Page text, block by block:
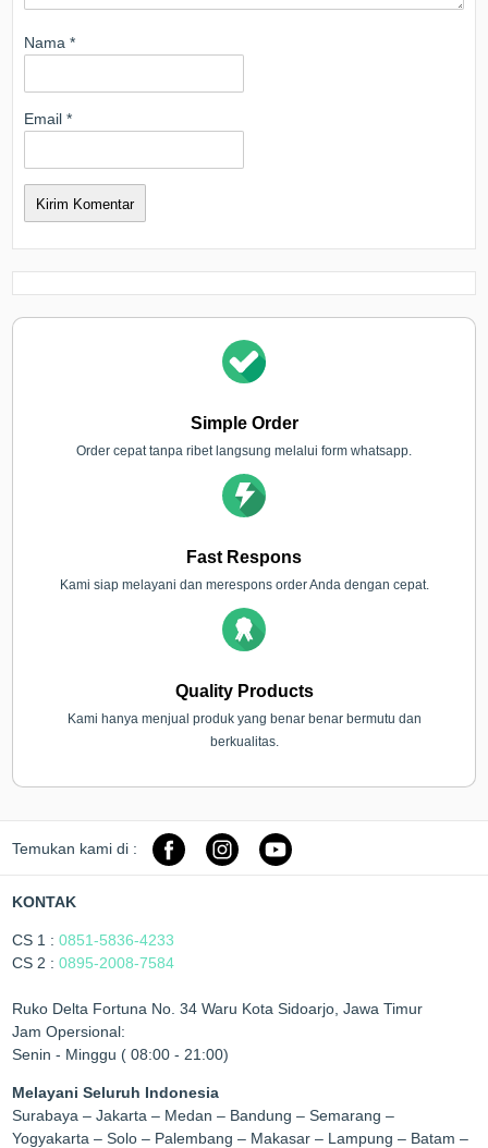
Nama*
Email*
Simple Order
Order cepat tanpa ribet langsung melalui form whatsapp.
Fast Respons
Kami siap melayani dan merespons order Anda dengan cepat.
Quality Products
Kami hanya menjual produk yang benar benar bermutu dan
berkualitas.
Temukan kami di :
KONTAK
CS 1 :0851-5836-4233
CS 2 :0895-2008-7584
Ruko Delta Fortuna No. 34 Waru Kota Sidoarjo, Jawa Timur
Jam Opersional:
Senin - Minggu ( 08:00 - 21:00)
Melayani Seluruh Indonesia
Surabaya – Jakarta – Medan – Bandung – Semarang –
Yogyakarta – Solo – Palembang – Makasar – Lampung – Batam –